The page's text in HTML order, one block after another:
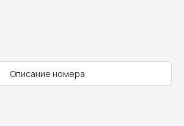
Описание номера